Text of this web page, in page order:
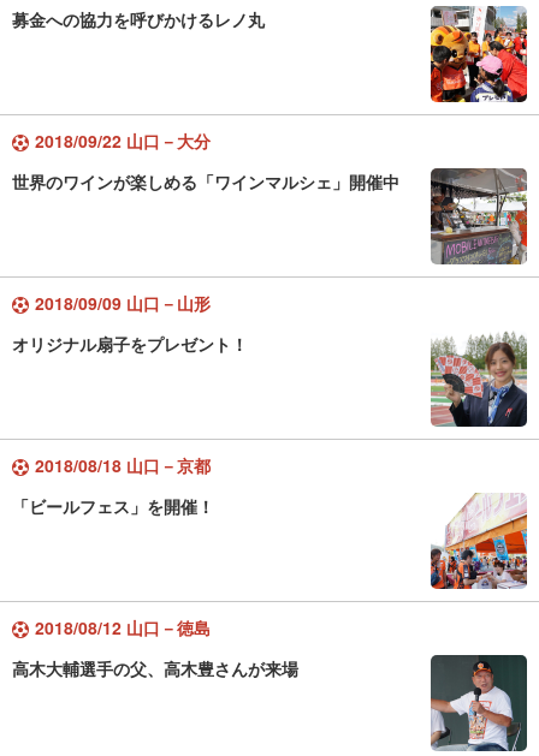
募金への協力を呼びかけるレノ丸
2018/09/22 山口－大分
世界のワインが楽しめる「ワインマルシェ」開催中
2018/09/09 山口－山形
オリジナル扇子をプレゼント！
2018/08/18 山口－京都
「ビールフェス」を開催！
2018/08/12 山口－徳島
高木大輔選手の父、高木豊さんが来場